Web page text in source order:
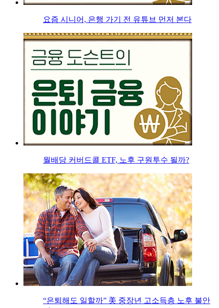
요즘 시니어, 은행 가기 전 유튜브 먼저 본다
월배당 커버드콜 ETF, 노후 구원투수 될까?
“은퇴해도 일할까” 美 중장년 고소득층 노후 불안